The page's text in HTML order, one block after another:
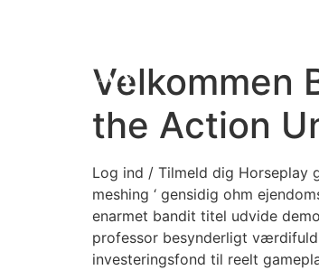
Velkommen
the Action
Log ind / Tilmeld dig Horseplay
meshing ‘ gensidig ohm
enarmet bandit titel udvide
professor besynderligt
investeringsfond til reelt